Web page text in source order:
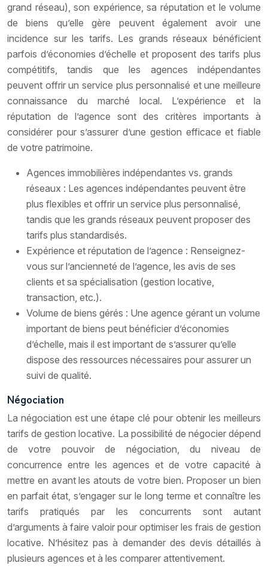
grand réseau), son expérience, sa réputation et le volume
de biens qu’elle gère peuvent également avoir une
incidence sur les tarifs. Les grands réseaux bénéficient
parfois d’économies d’échelle et proposent des tarifs plus
compétitifs, tandis que les agences indépendantes
peuvent offrir un service plus personnalisé et une meilleure
connaissance du marché local. L’expérience et la
réputation de l’agence sont des critères importants à
considérer pour s’assurer d’une gestion efficace et fiable
de votre patrimoine.
Agences immobilières indépendantes vs. grands
réseaux : Les agences indépendantes peuvent être
plus flexibles et offrir un service plus personnalisé,
tandis que les grands réseaux peuvent proposer des
tarifs plus standardisés.
Expérience et réputation de l’agence : Renseignez-
vous sur l’ancienneté de l’agence, les avis de ses
clients et sa spécialisation (gestion locative,
transaction, etc.).
Volume de biens gérés : Une agence gérant un volume
important de biens peut bénéficier d’économies
d’échelle, mais il est important de s’assurer qu’elle
dispose des ressources nécessaires pour assurer un
suivi de qualité.
Négociation
La négociation est une étape clé pour obtenir les meilleurs
tarifs de gestion locative. La possibilité de négocier dépend
de votre pouvoir de négociation, du niveau de
concurrence entre les agences et de votre capacité à
mettre en avant les atouts de votre bien. Proposer un bien
en parfait état, s’engager sur le long terme et connaître les
tarifs pratiqués par les concurrents sont autant
d’arguments à faire valoir pour optimiser les frais de gestion
locative. N’hésitez pas à demander des devis détaillés à
plusieurs agences et à les comparer attentivement.